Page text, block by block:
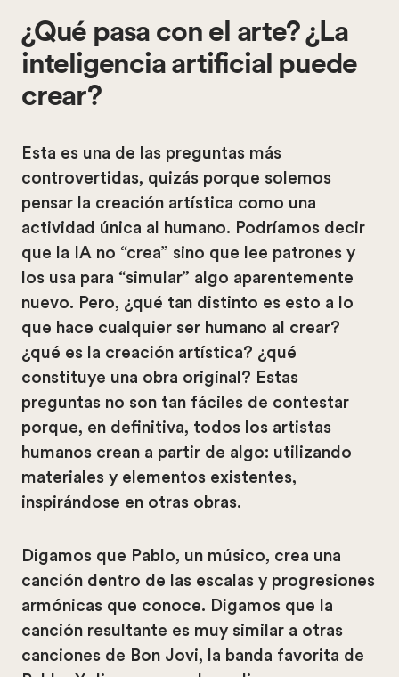
¿Qué pasa con el arte? ¿La
inteligencia artificial puede
crear?
Esta es una de las preguntas más
controvertidas, quizás porque solemos
pensar la creación artística como una
actividad única al humano. Podríamos decir
que la IA no “crea” sino que lee patrones y
los usa para “simular” algo aparentemente
nuevo. Pero, ¿qué tan distinto es esto a lo
que hace cualquier ser humano al crear?
¿qué es la creación artística? ¿qué
constituye una obra original? Estas
preguntas no son tan fáciles de contestar
porque, en definitiva, todos los artistas
humanos crean a partir de algo: utilizando
materiales y elementos existentes,
inspirándose en otras obras.
Digamos que Pablo, un músico, crea una
canción dentro de las escalas y progresiones
armónicas que conoce. Digamos que la
canción resultante es muy similar a otras
canciones de Bon Jovi, la banda favorita de